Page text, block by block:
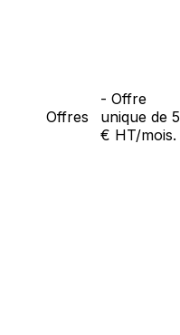
Offres
- Offre
unique de 5
€ HT/mois.